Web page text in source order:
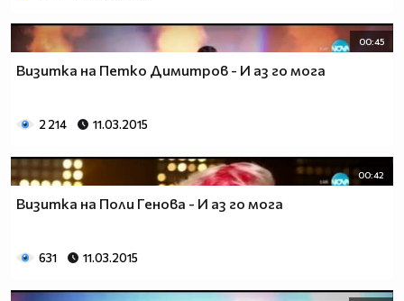
00:45
Визитка на Петко Димитров - И аз го мога
2 214 11.03.2015
00:42
Визитка на Поли Генова - И аз го мога
631 11.03.2015